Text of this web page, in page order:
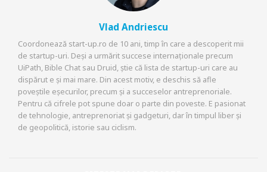
Vlad Andriescu
Coordonează start-up.ro de 10 ani, timp în care a descoperit mii
de startup-uri. Deși a urmărit succese internaționale precum
UiPath, Bible Chat sau Druid, știe că lista de startup-uri care au
dispărut e și mai mare. Din acest motiv, e deschis să afle
poveștile eșecurilor, precum și a succeselor antreprenoriale.
Pentru că cifrele pot spune doar o parte din poveste. E pasionat
de tehnologie, antreprenoriat și gadgeturi, dar în timpul liber și
de geopolitică, istorie sau ciclism.